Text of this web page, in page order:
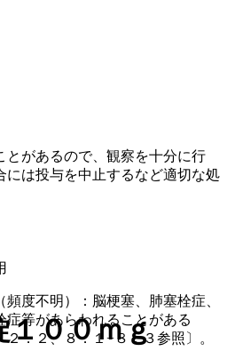
とがあるので、観察を十分に行
には投与を中止するなど適切な処
度不明）：脳梗塞、肺塞栓症、
等があらわれることがある
．２、８．１−８．３参照〕。
００ｍｇ